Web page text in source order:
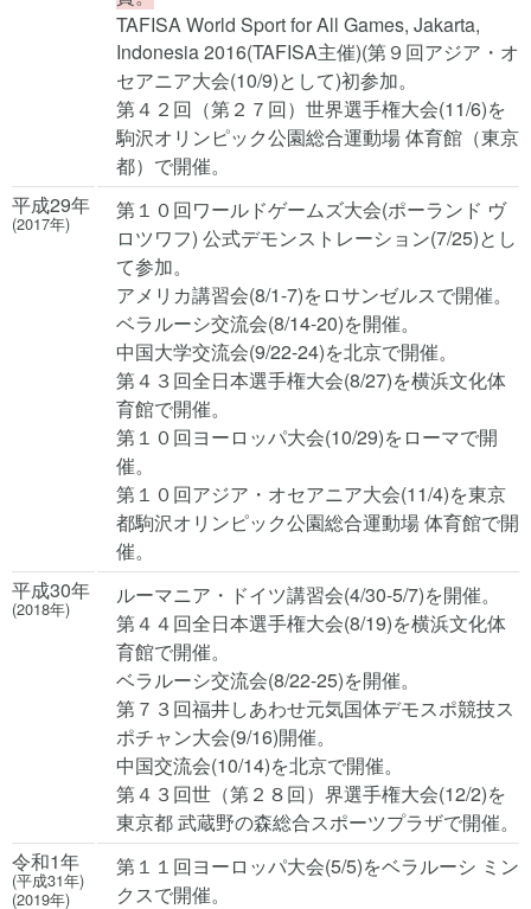
TAFISA World Sport for All Games, Jakarta,
Indonesia 2016(TAFISA主催)(第９回アジア・オ
セアニア大会(10/9)として)初参加。
第４２回（第２７回）世界選手権大会(11/6)を
駒沢オリンピック公園総合運動場 体育館（東京
都）で開催。
平成29年
(2017年)
第１０回ワールドゲームズ大会(ポーランド ヴ
ロツワフ) 公式デモンストレーション(7/25)とし
て参加。
アメリカ講習会(8/1-7)をロサンゼルスで開催。
ベラルーシ交流会(8/14-20)を開催。
中国大学交流会(9/22-24)を北京で開催。
第４３回全日本選手権大会(8/27)を横浜文化体
育館で開催。
第１０回ヨーロッパ大会(10/29)をローマで開
催。
第１０回アジア・オセアニア大会(11/4)を東京
都駒沢オリンピック公園総合運動場 体育館で開
催。
平成30年
(2018年)
ルーマニア・ドイツ講習会(4/30-5/7)を開催。
第４４回全日本選手権大会(8/19)を横浜文化体
育館で開催。
ベラルーシ交流会(8/22-25)を開催。
第７３回福井しあわせ元気国体デモスポ競技ス
ポチャン大会(9/16)開催。
中国交流会(10/14)を北京で開催。
第４３回世（第２８回）界選手権大会(12/2)を
東京都 武蔵野の森総合スポーツプラザで開催。
令和1年
(平成31年)
(2019年)
第１１回ヨーロッパ大会(5/5)をベラルーシ ミン
クスで開催。